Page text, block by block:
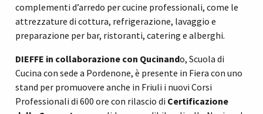
complementi d’arredo per cucine professionali, come le
attrezzature di cottura, refrigerazione, lavaggio e
preparazione per bar, ristoranti, catering e alberghi.
DIEFFE in collaborazione con Qucinando, Scuola di
Cucina con sede a Pordenone, è presente in Fiera con uno
stand per promuovere anche in Friuli i nuovi Corsi
Professionali di 600 ore con rilascio di Certificazione